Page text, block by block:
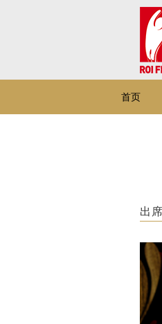
首页
出